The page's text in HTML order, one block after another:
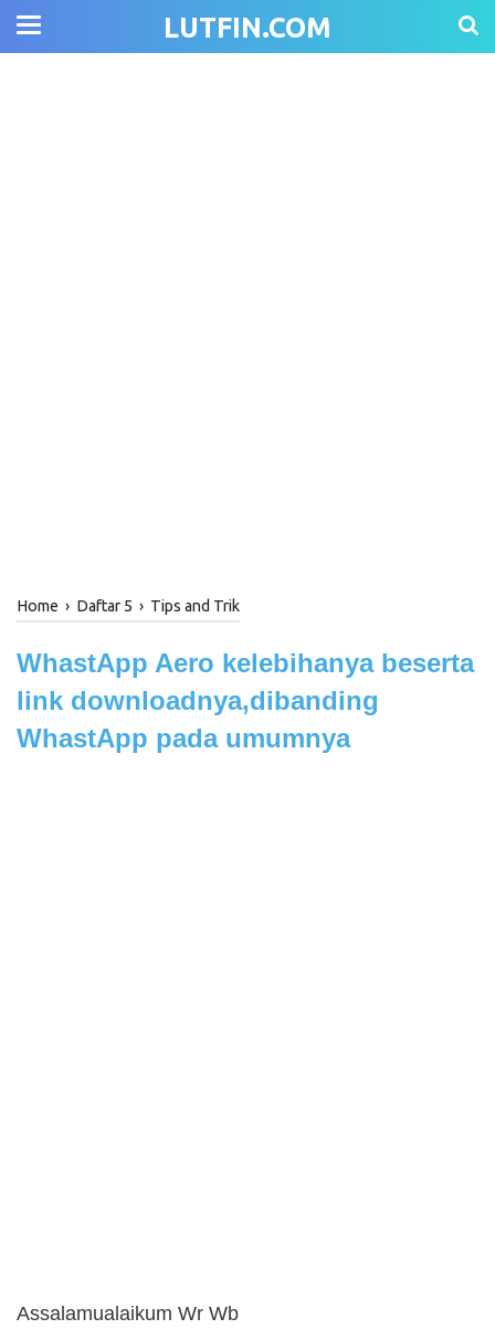
LUTFIN.COM
Home › Daftar 5 › Tips and Trik
WhastApp Aero kelebihanya beserta
link downloadnya,dibanding
WhastApp pada umumnya
Assalamualaikum Wr Wb